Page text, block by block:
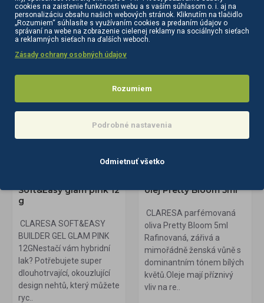
Soft&Easy glam pink 12
g
CLARESA SOFT&EASY
BUILDER GEL GLAM PINK
12GNestačí vám hybridní
lak? Potřebujete super
dlouhotrvající, okouzlující
design nehtů, který můžete
ryc..
olej Pretty Bloom 5ml
CLARESA parfémovaná
oliva Pretty Bloom 5ml
Rafinovaná, zářivá a
mimořádně ženská vůně s
dominantním tónem bílých
květů.Oleje mají příznivý
vliv na re..
cookies na zaistenie funkčnosti webu a s vaším súhlasom o. i. aj na
personalizáciu obsahu našich webových stránok. Kliknutím na tlačidlo
„Rozumiem“ súhlasíte s využívaním cookies a predaním údajov o
správaní na webe na zobrazenie cielenej reklamy na sociálnych sieťach
a reklamných sieťach na ďalších weboch.
Zásady ochrany osobných údajov
Rozumiem
Podrobné nastavenia
Odmietnuť všetko